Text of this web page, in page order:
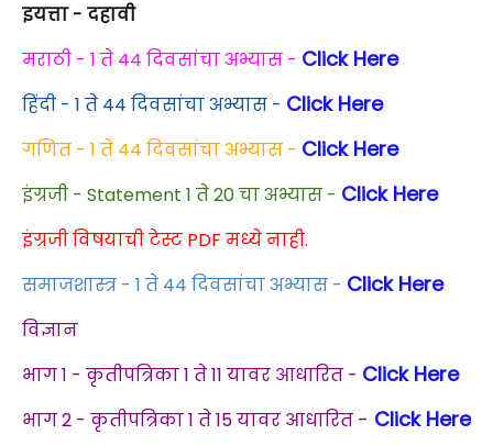
इयत्ता - दहावी
मराठी - 1 ते 44 दिवसांचा अभ्यास - Click Here
हिंदी - 1 ते 44 दिवसांचा अभ्यास - Click Here
गणित - 1 ते 44 दिवसांचा अभ्यास - Click Here
इंग्रजी - Statement 1 ते 20 चा अभ्यास - Click Here
इंग्रजी विषयाची टेस्ट PDF मध्ये नाही.
समाजशास्त्र - 1 ते 44 दिवसांचा अभ्यास - Click Here
विज्ञान
भाग १ - कृतीपत्रिका 1 ते 11 यावर आधारित - Click Here
भाग 2 - कृतीपत्रिका 1 ते 15 यावर आधारित - Click Here